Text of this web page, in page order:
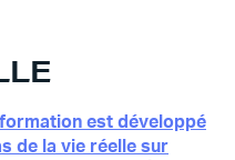
est développé
de la vie réelle sur